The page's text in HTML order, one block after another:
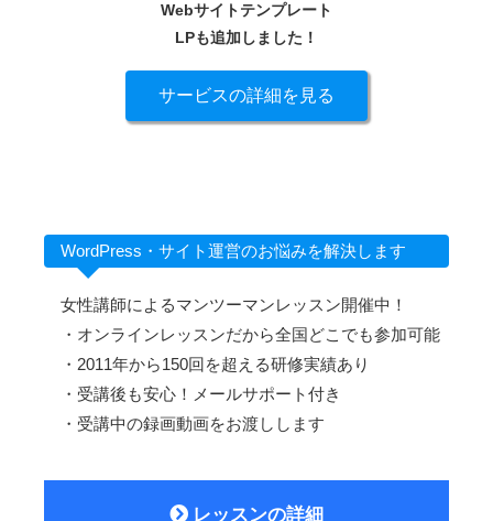
Webサイトテンプレート
LPも追加しました！
サービスの詳細を見る
WordPress・サイト運営のお悩みを解決します
女性講師によるマンツーマンレッスン開催中！
・オンラインレッスンだから全国どこでも参加可能
・2011年から150回を超える研修実績あり
・受講後も安心！メールサポート付き
・受講中の録画動画をお渡しします
レッスンの詳細